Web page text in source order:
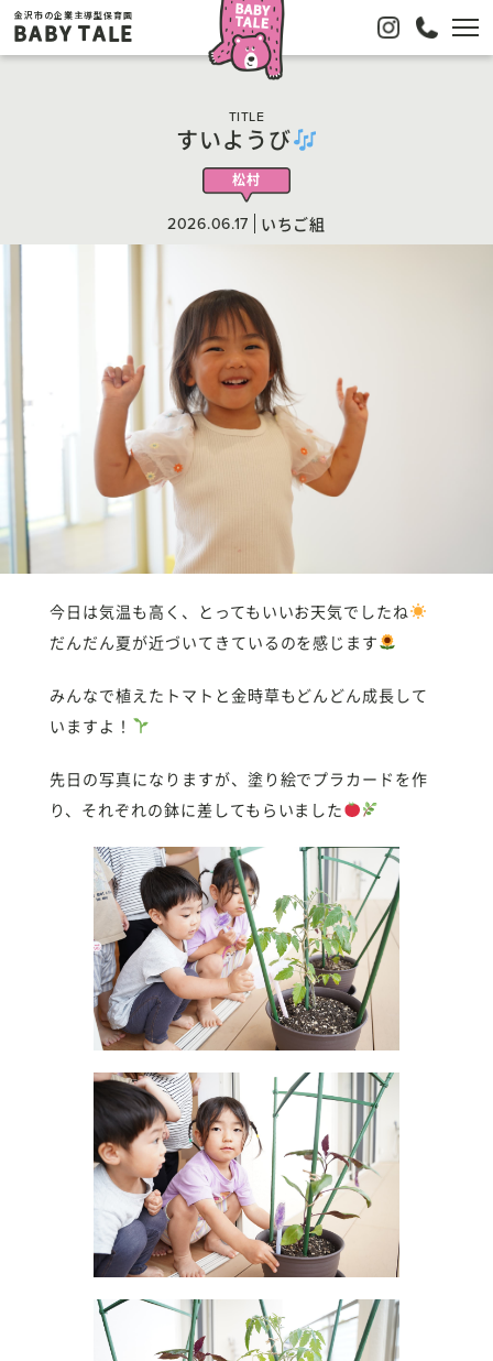
金沢市の企業主導型保育園
BABY TALE
TITLE
すいようび
松村
2026.06.17 いちご組
今日は気温も高く、とってもいいお天気でしたね
だんだん夏が近づいてきているのを感じます
みんなで植えたトマトと金時草もどんどん成長して
いますよ！
先日の写真になりますが、塗り絵でプラカードを作
り、それぞれの鉢に差してもらいました